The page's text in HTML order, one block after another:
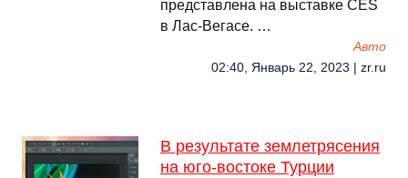
представлена ​​на выставке CES
в Лас-Вегасе. …
Авто
02:40, Январь 22, 2023 | zr.ru
В результате землетрясения
на юго-востоке Турции